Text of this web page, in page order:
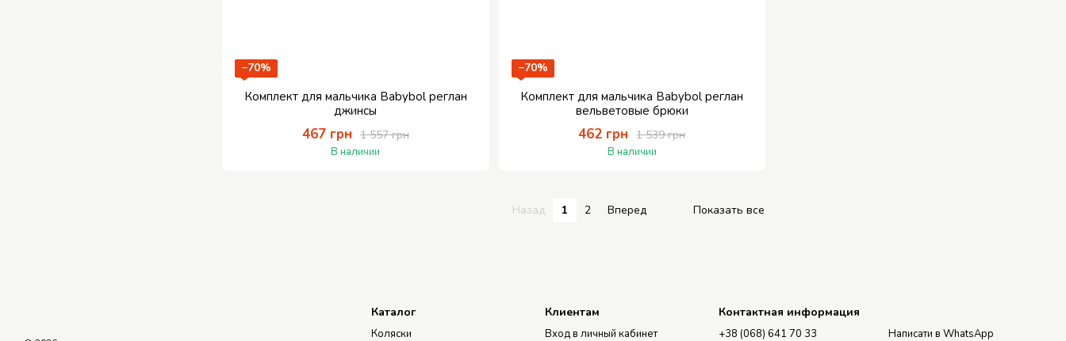
−70%
Комплект для мальчика Babybol реглан
джинсы
1 557 грн
467 грн
В наличии
−70%
Комплект для мальчика Babybol реглан
вельветовые брюки
1 539 грн
462 грн
В наличии
Назад 1 2 Вперед Показать все
Каталог
Коляски
Клиентам
Вход в личный кабинет
Контактная информация
+38 (068) 641 70 33 Написати в WhatsApp